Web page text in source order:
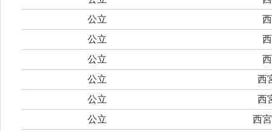
公立
公立
公立
公立
西
公立
西
公立
西